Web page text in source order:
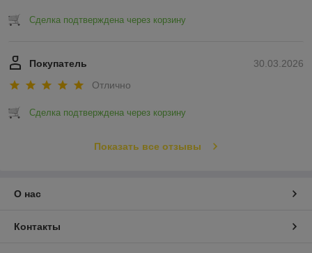
Сделка подтверждена через корзину
30.03.2026
Покупатель
Отлично
Сделка подтверждена через корзину
Показать все отзывы
О нас
Контакты